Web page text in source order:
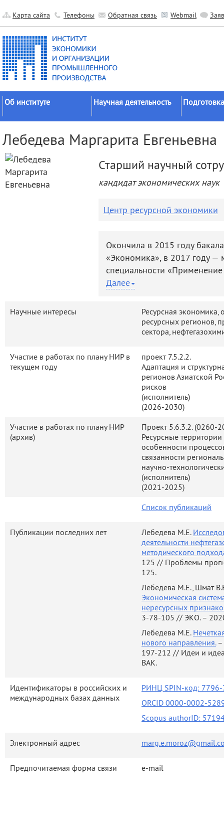
Карта сайта Телефоны Обратная связь Webmail
Об институте
Официальные документы
История
Руководство
Научные подразделения
Научная деятельность
исследований
Прикладные разработки
Гранты
Экспедиции
Публикации
советы
Лебедева Маргарита Евгеньевна
Старший научный
кандидат экономических наук
Центр ресурсной экономики
Окончила в 2015 году
«Экономика», в 2017 году —
специальности
экономике и
деятельность в 2015 г. в
СО РАН. Доцент ЭФ НГУ.
социально-экономическую
Далее
Научные интересы
Ресурсная экономика,
ресурсных регионов,
сектора,
Участие в работах по плану НИР в
текущем году
проект 7.5.2.2.
Адаптация и
регионов Азиатской
рисков
(исполнитель)
(2026-2030)
Участие в работах по плану НИР
(архив)
Проект 5.6.3.2. (0260-
Ресурсные
особенности
связанности
научно-
(исполнитель)
(2021-2025)
Список публикаций
Публикации последних лет Лебедева М.Е.
деятельности
методического
125 // Проблемы
125.
Лебедева М.Е., Шмат
Экономическая
нересурсных
3-78-105 // ЭКО. –
Лебедева М.Е.
нового направления.–
197-212 // Идеи и
ВАК.
Идентификаторы в российских и
международных базах данных
РИНЦ SPIN-код:
ORCID 0000-0002-
Scopus authorID:
Электронный адрес
Предпочитаемая форма связи e-mail